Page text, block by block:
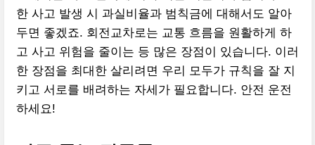
한 사고 발생 시 과실비율과 범칙금에 대해서도 알아
두면 좋겠죠. 회전교차로는 교통 흐름을 원활하게 하
고 사고 위험을 줄이는 등 많은 장점이 있습니다. 이러
한 장점을 최대한 살리려면 우리 모두가 규칙을 잘 지
키고 서로를 배려하는 자세가 필요합니다. 안전 운전
하세요!